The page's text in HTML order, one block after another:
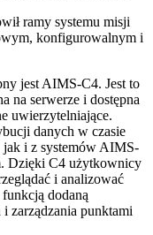
ramy systemu misji
konfigurowalnym i
jest AIMS-C4. Jest to
na serwerze i dostępna
uwierzytelniające.
danych w czasie
i z systemów AIMS-
Dzięki C4 użytkownicy
i analizować
dodaną
zarządzania punktami